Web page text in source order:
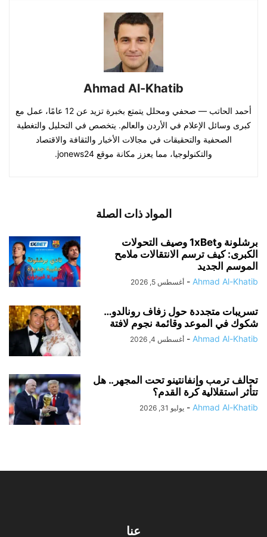
Ahmad Al-Khatib
أحمد الحاتب — صحفي ومحلل يتمتع بخبرة تزيد عن 12 عامًا، عمل مع
كبرى وسائل الإعلام في الأردن والعالم. يتخصص في التحليل والتغطية
الصحفية والتحقيقات في مجالات الأخبار والثقافة والاقتصاد
والتكنولوجيا، مما يعزز مكانة موقع jonews24.
المواد ذات الصلة
برشلونة و1xBet وصيف التحولات
الكبرى: كيف ترسم الانتقالات ملامح
الموسم الجديد
Ahmad Al-Khatib
- أغسطس 5, 2026
تسريبات متجددة حول زفاف رونالدو…
شكوك في الموعد وقائمة نجوم لافتة
Ahmad Al-Khatib
- أغسطس 4, 2026
تحالف ترمب وإنفانتينو تحت المجهر.. هل
تتأثر استقلالية كرة القدم؟
Ahmad Al-Khatib
- يوليو 31, 2026
عنا